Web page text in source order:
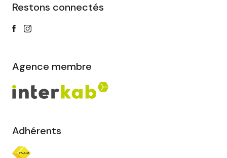
Restons connectés
Agence membre
Adhérents